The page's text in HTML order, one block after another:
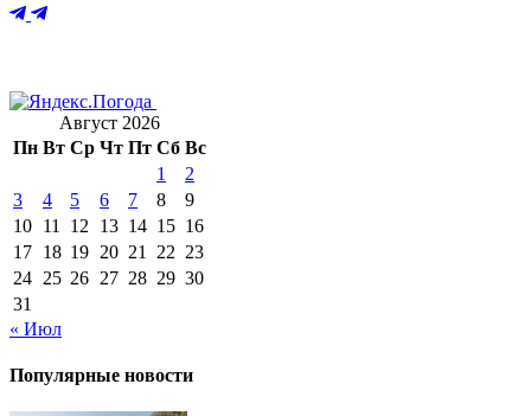
Август 2026
Пн Вт Ср Чт Пт Сб Вс
1
2
3
4 5 6 7 8
9
10 11 12 13 14 15 16
17 18 19 20 21 22 23
24 25 26 27 28 29 30
31
« Июл
Популярные новости